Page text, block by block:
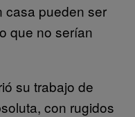
casa pueden ser
que no serían
su trabajo de
con rugidos